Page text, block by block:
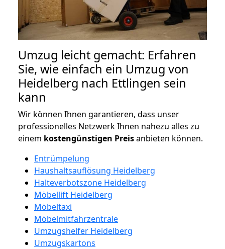
Umzug leicht gemacht: Erfahren
Sie, wie einfach ein Umzug von
Heidelberg nach Ettlingen sein
kann
Wir können Ihnen garantieren, dass unser
professionelles Netzwerk Ihnen nahezu alles zu
einem kostengünstigen Preisanbieten können.
Entrümpelung
Haushaltsauflösung Heidelberg
Halteverbotszone Heidelberg
Möbellift Heidelberg
Möbeltaxi
Möbelmitfahrzentrale
Umzugshelfer Heidelberg
Umzugskartons